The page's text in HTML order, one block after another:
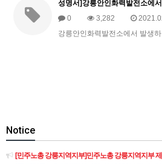
성명서]강릉안인화력발전소에
0
3,282
강릉안인화력발전소에서 발생
Notice
[민주노총 강릉지역지부]민주노총 강릉지역지부